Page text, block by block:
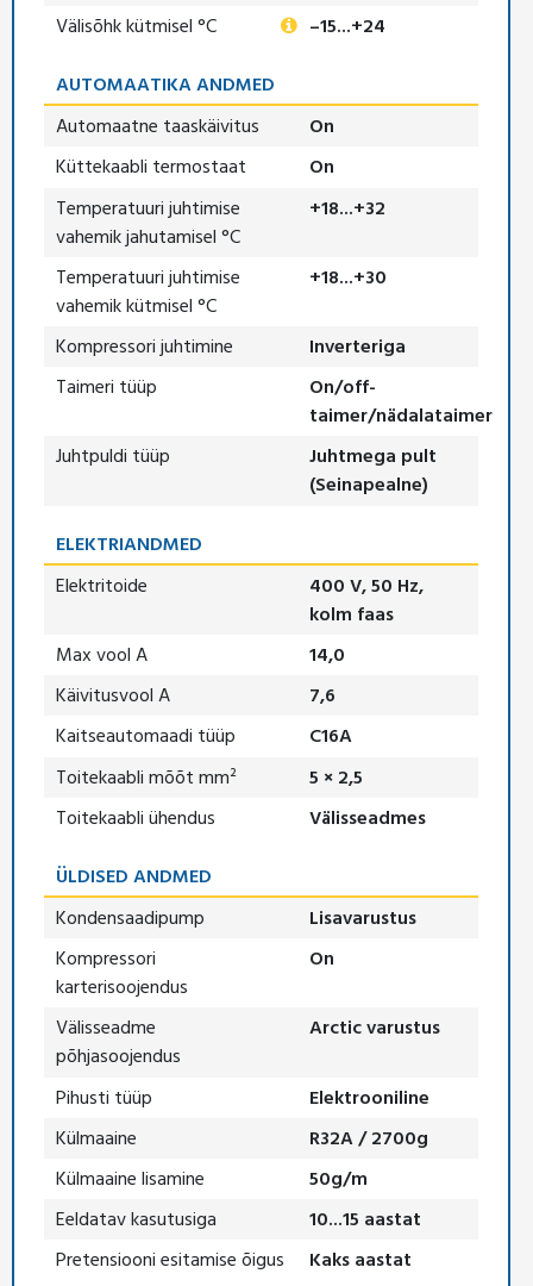
Välisõhk kütmisel °C
–15...+24
AUTOMAATIKA ANDMED
Automaatne taaskäivitus
On
Küttekaabli termostaat
On
Temperatuuri juhtimise
vahemik jahutamisel °C
+18...+32
Temperatuuri juhtimise
vahemik kütmisel °C
+18...+30
Kompressori juhtimine
Inverteriga
Taimeri tüüp
On/off-
taimer/nädalataimer
Juhtpuldi tüüp
Juhtmega pult
(Seinapealne)
ELEKTRIANDMED
Elektritoide
400 V, 50 Hz,
kolm faas
Max vool A
14,0
Käivitusvool A
7,6
Kaitseautomaadi tüüp
C16A
Toitekaabli mõõt mm²
5 × 2,5
Toitekaabli ühendus
Välisseadmes
ÜLDISED ANDMED
Kondensaadipump
Lisavarustus
Kompressori
karterisoojendus
On
Välisseadme
põhjasoojendus
Arctic varustus
Pihusti tüüp
Elektrooniline
Külmaaine
R32A / 2700g
Külmaaine lisamine
50g/m
Eeldatav kasutusiga
10...15 aastat
Pretensiooni esitamise õigus
Kaks aastat